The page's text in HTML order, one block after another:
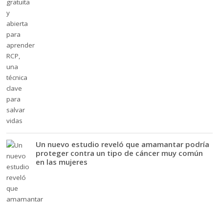
Un nuevo estudio reveló que amamantar podría
proteger contra un tipo de cáncer muy común
en las mujeres